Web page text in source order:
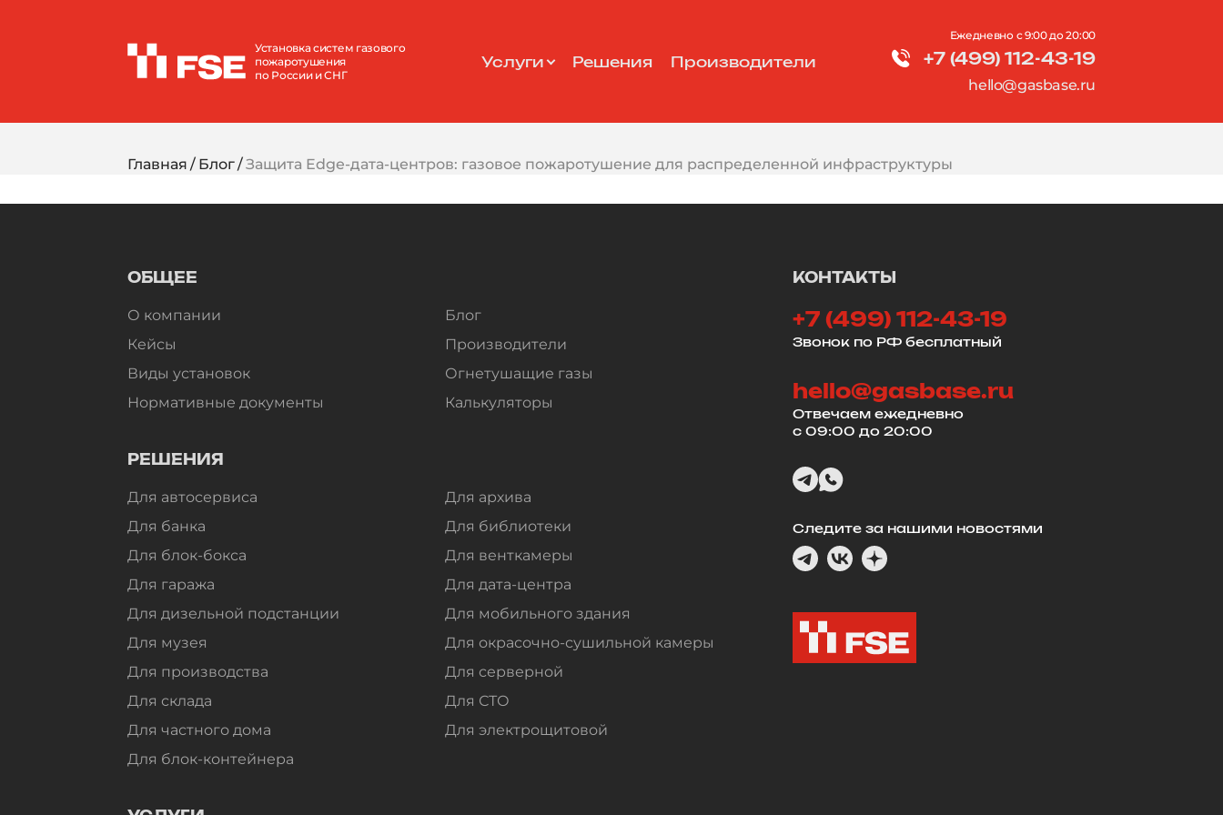
Установка систем газового
пожаротушения
по России и СНГ
Услуги Решения Производители
Ежедневно с 9:00 до 20:00
+7 (499) 112-43-19
hello@gasbase.ru
Главная Блог Защита Edge-дата-центров: газовое пожаротушение для распределенной инфраструктуры
ОБЩЕЕ
О компании
Блог
Кейсы
Производители
Виды установок
Огнетушащие газы
Нормативные документы
Калькуляторы
РЕШЕНИЯ
Для автосервиса
Для архива
Для банка
Для библиотеки
Для блок-бокса
Для венткамеры
Для гаража
Для дата-центра
Для дизельной подстанции
Для мобильного здания
Для музея
Для окрасочно-сушильной камеры
Для производства
Для серверной
Для склада
Для СТО
Для частного дома
Для электрощитовой
Для блок-контейнера
КОНТАКТЫ
+7 (499) 112-43-19
Звонок по РФ бесплатный
hello@gasbase.ru
Отвечаем ежедневно
с 09:00 до 20:00
Следите за нашими новостями